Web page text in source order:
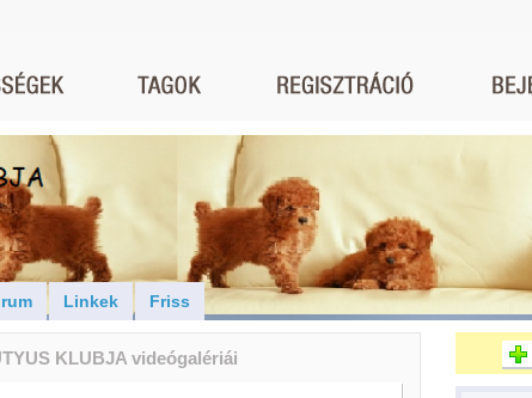
Linkek Friss
KLUBJA videógalériái